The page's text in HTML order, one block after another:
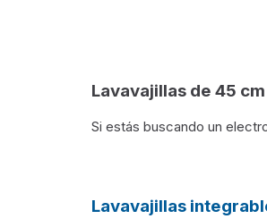
Lavavajillas de 45
Si estás buscando un
Lavavajillas